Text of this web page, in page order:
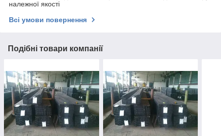
належної якості
Всі умови повернення
Подібні товари компанії